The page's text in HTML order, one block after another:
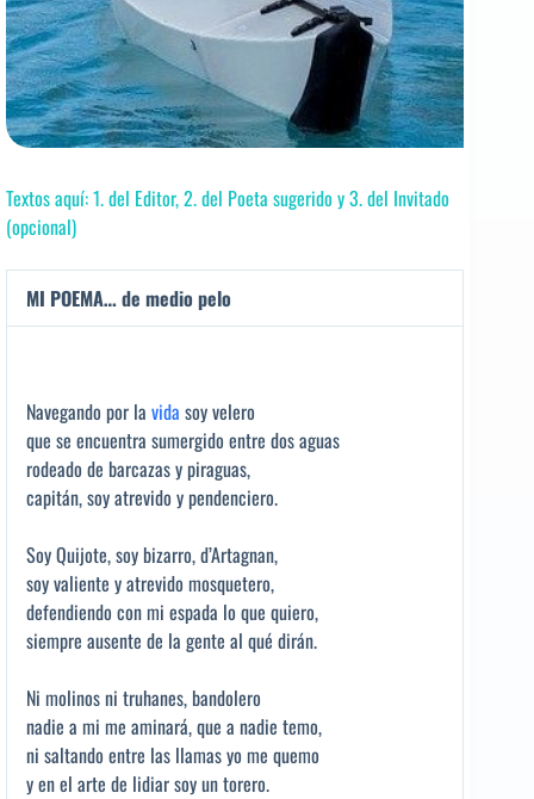
Textos aquí: 1. del Editor, 2. del Poeta sugerido y 3. del Invitado
(opcional)
MI POEMA… de medio pelo
Navegando por la vida soy velero
que se encuentra sumergido entre dos aguas
rodeado de barcazas y piraguas,
capitán, soy atrevido y pendenciero.
Soy Quijote, soy bizarro, d’Artagnan,
soy valiente y atrevido mosquetero,
defendiendo con mi espada lo que quiero,
siempre ausente de la gente al qué dirán.
Ni molinos ni truhanes, bandolero
nadie a mi me aminará, que a nadie temo,
ni saltando entre las llamas yo me quemo
y en el arte de lidiar soy un torero.